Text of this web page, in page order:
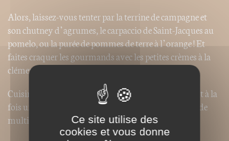
Alors, laissez-vous tenter par la terrine de campagne et
son chutney d’agrumes, le carpaccio de Saint-Jacques au
pomelo, ou la purée de pommes de terre à l’orange ! Et
faites craquer les gourmands avec les petites crèmes à la
clémentine ou la tarte aux deux citrons !
Cuisiner les agrumes, c’est mettre dans vos plats tout à la
fois un zeste d’exotisme, une bonne dose de soleil et de
multiples saveurs.Ce site utilise des
cookies et vous donne